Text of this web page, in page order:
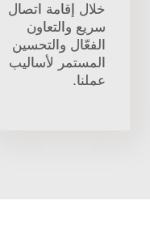
خلال إقامة اتصال
سريع والتعاون
الفعّال والتحسين
المستمر لأساليب
عملنا.